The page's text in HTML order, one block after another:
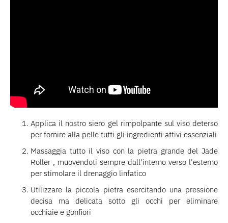
Applica il nostro siero gel rimpolpante sul viso deterso
per fornire alla pelle tutti gli ingredienti attivi essenziali
Massaggia tutto il viso con la pietra grande del Jade
Roller , muovendoti sempre dall'interno verso l'esterno
per stimolare il drenaggio linfatico
Utilizzare la piccola pietra esercitando una pressione
decisa ma delicata sotto gli occhi per eliminare
occhiaie e gonfiori